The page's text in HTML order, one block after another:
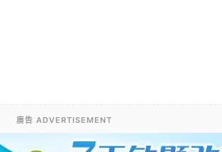
廣告 ADVERTISEMENT